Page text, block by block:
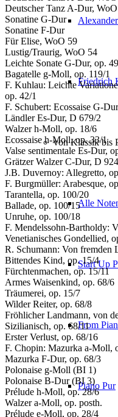
Friedrich
von Klassik bis
Alle
Start Up
From
Piano Pur
Deutscher Tanz A-Dur,
Sonatine G-Dur
Sonatine F-Dur
Für Elise, WoO 59
Lustig/Traurig, WoO 54
Leichte Sonate G-Dur, op.
Bagatelle g-Moll, op. 119/1
F. Kuhlau: Leichte
op. 42/1
F. Schubert: Ecossaise G-
Ländler Es-Dur, D 679/2
Walzer h-Moll, op. 18/6
Ecossaise h-Moll, op. 33/1
Valse sentimentale Es-Dur,
Grätzer Walzer C-Dur, D
J.B. Duvernoy: Allegretto,
F. Burgmüller: Arabesque,
Tarantella, op. 100/20
Ballade, op. 100/15
Unruhe, op. 100/18
F. Mendelssohn-Bartholdy:
Venetianisches Gondellied,
R. Schumann: Von fremden
Bittendes Kind, op. 15/4
Fürchtenmachen, op. 15/11
Armes Waisenkind, op. 68/6
Träumerei, op. 15/7
Wilder Reiter, op. 68/8
Fröhlicher Landmann, von
Sizilianisch, op. 68/11
Erster Verlust, op. 68/16
F. Chopin: Mazurka a-Moll,
Mazurka F-Dur, op. 68/3
Polonaise g-Moll (BI 1)
Polonaise B-Dur (BI 3)
Prélude h-Moll, op. 28/6
Walzer a-Moll, op. posth.
Prélude e-Moll, op. 28/4